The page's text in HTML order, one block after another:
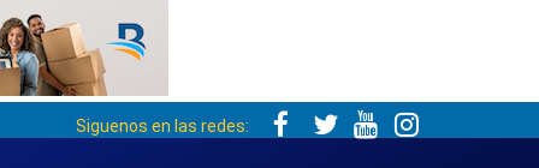
Siguenos en las redes: